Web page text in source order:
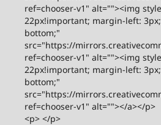
ref=chooser-v1" alt=""><img
22px!important; margin-left:
bottom;"
src="https://
ref=chooser-v1" alt=""><img
22px!important; margin-left:
bottom;"
src="https://
ref=chooser-v1" alt=""></a></p>
<p> </p>